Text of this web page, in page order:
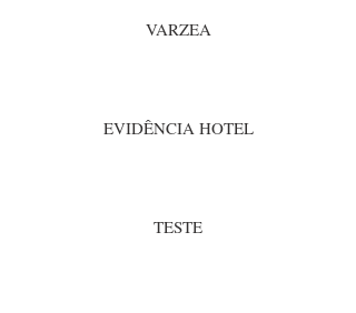
VARZEA
EVIDÊNCIA HOTEL
TESTE